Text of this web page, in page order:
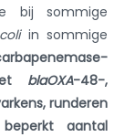
bij sommige
in sommige
blaOXA-48-,
runderen
aantal